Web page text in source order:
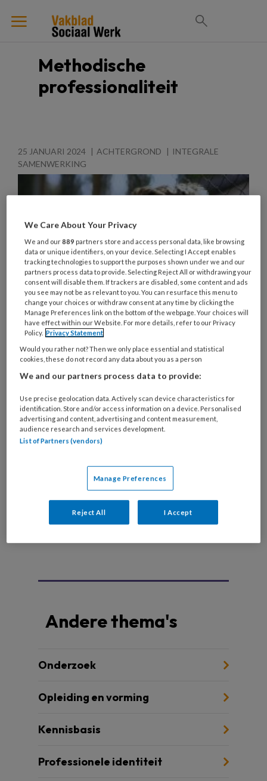
Methodische
professionaliteit
25 JANUARI 2024 ACHTERGROND
INTEGRALE
SAMENWERKING
Specialistisch jeugdwerk. Plus-
preventie voor de 2 procent
glijden in de criminaliteit, vallen nu vaak in een
kloof tussen regulier jongerenwerk en
gespecialiseerde jeugdzorg. Grote
voorkomen dat deze zorgwekkende groep
doorgroeit naar de georganiseerde misdaad. Jan
Dirk de Jong en Nienke de Wit pleiten voor
‘specialistisch jeugdwerk'.
Andere thema's
Onderzoek
Opleiding en vorming
Kennisbasis
Professionele identiteit
We Care About Your Privacy
We and our889 partners store and access personal data, like browsing
data or unique identifiers, on your device. Selecting I Accept enables
tracking technologies to support the purposes shown under we and our
partners process data to provide. Selecting Reject All or withdrawing your
consent will disable them. If trackers are disabled, some content and ads
you see may not be as relevant to you. You can resurface this menu to
change your choices or withdraw consent at any time by clicking the
Manage Preferences link on the bottom of the webpage. Your choices will
have effect within our Website. For more details, refer to our Privacy
Policy. Privacy Statement
Would you rather not? Then we only place essential and statistical
cookies, these do not record any data about you as a person
We and our partners process data to provide:
Use precise geolocation data. Actively scan device characteristics for
identification. Store and/or access information on a device. Personalised
advertising and content, advertising and content measurement,
audience research and services development.
List of Partners (vendors)
Manage Preferences
Reject All I Accept